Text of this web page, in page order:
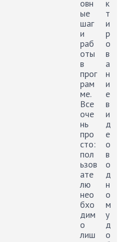
овн
ые
шаг
и
раб
оты
в
прог
рам
ме.
Все
оче
нь
про
сто:
пол
ьзов
ате
лю
нео
бхо
дим
о
лиш
к
т
и
р
о
в
а
н
и
е
в
и
д
е
о
в
о
д
н
о
м
у
д
о